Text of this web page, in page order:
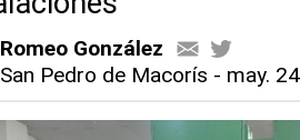
Romeo González
San Pedro de Macorís - may.